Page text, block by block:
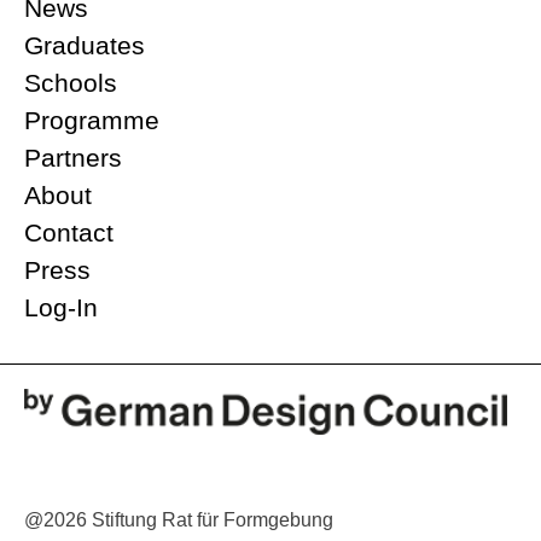
News
Graduates
Schools
Programme
Partners
About
Contact
Press
Log-In
@2026 Stiftung Rat für Formgebung